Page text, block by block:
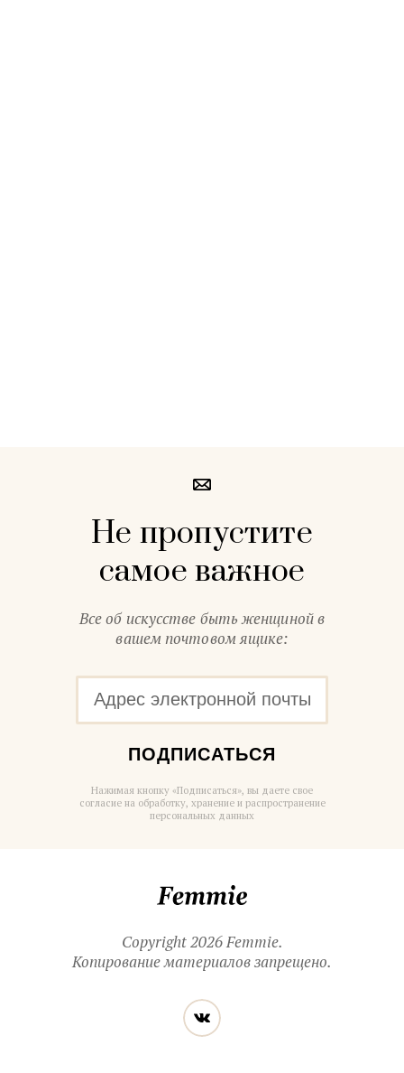
Не пропустите
самое важное
Все об искусстве быть женщиной в
вашем почтовом ящике:
ПОДПИСАТЬСЯ
Нажимая кнопку «Подписаться», вы даете свое
согласие на обработку, хранение и распространение
персональных данных
Copyright 2026 Femmie.
Копирование материалов запрещено.
Читайте
нас
в социальных